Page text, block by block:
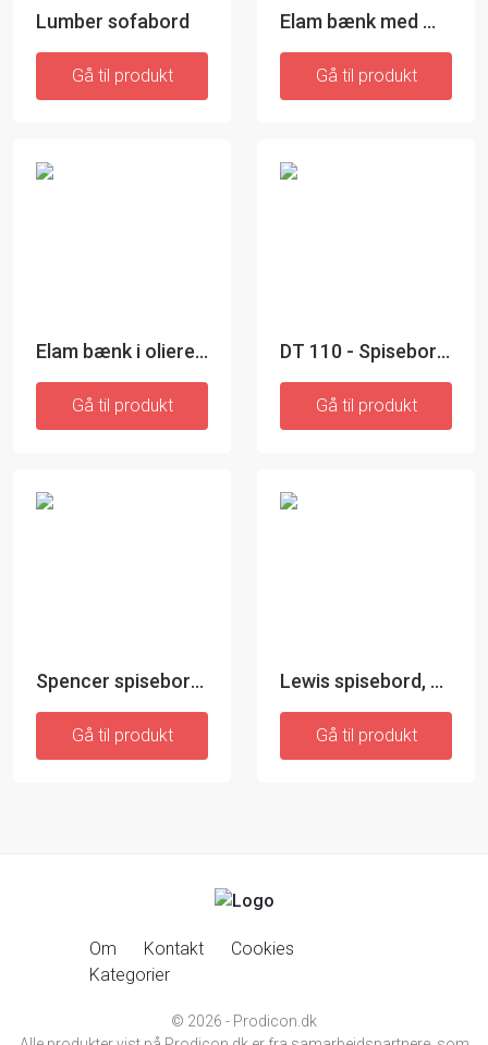
Lumber sofabord
Gå til produkt
Elam bænk med ægte fåreskind
Gå til produkt
Elam bænk i olieret eg med sort kunstlæder
Gå til produkt
DT 110 - Spisebord, hvid laminat
Gå til produkt
Spencer spisebord - sort linoleum med metalben
Gå til produkt
Lewis spisebord, sort linoleum med egebensstel
Gå til produkt
Om Kontakt
Cookies
Kategorier
© 2026 - Prodicon.dk